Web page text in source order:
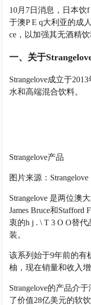
10月7日消息，日本饮f
于澳P E q大利亚的成
ce，以加强其无酒精
一、关于
Strangelove成立于
水和高端混合饮料。
Strangelove产品
图片来源：Strangelove
Strangelove 是两位澳
James Bruce和
衷的h j . \ T 3 O O替代
装。
该系列始于9年前的有
柚，现在销量和收入
Strangelove的产品介
了价值28亿美元的软